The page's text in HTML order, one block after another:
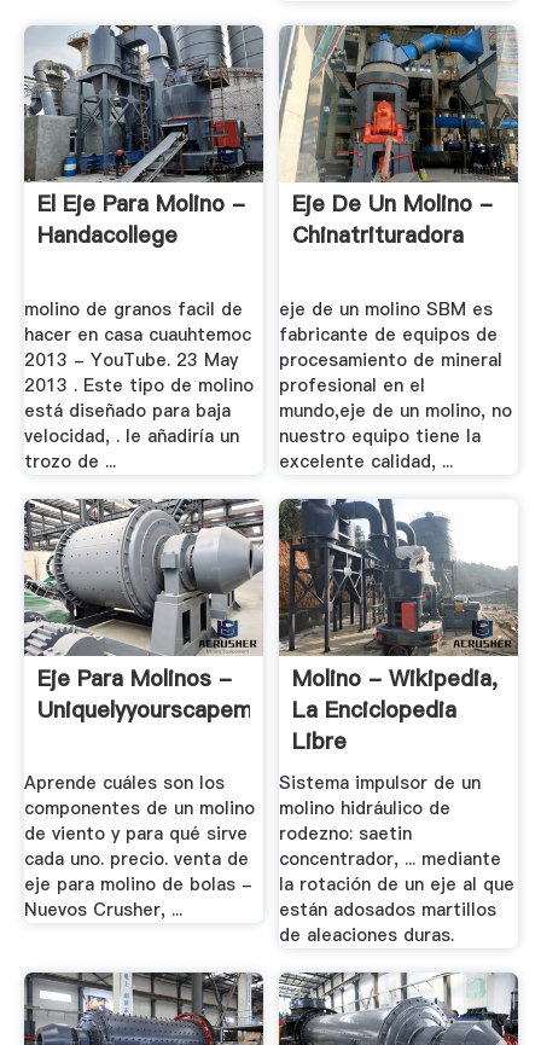
El Eje Para Molino -
Handacollege
molino de granos facil de
hacer en casa cuauhtemoc
2013 - YouTube. 23 May
2013 . Este tipo de molino
está diseñado para baja
velocidad, . le añadiría un
trozo de ...
Eje De Un Molino -
Chinatrituradora
eje de un molino SBM es
fabricante de equipos de
procesamiento de mineral
profesional en el
mundo,eje de un molino, no
nuestro equipo tiene la
excelente calidad, ...
Eje Para Molinos -
Uniquelyyourscapemay.xyz
Aprende cuáles son los
componentes de un molino
de viento y para qué sirve
cada uno. precio. venta de
eje para molino de bolas -
Nuevos Crusher, ...
Molino - Wikipedia,
La Enciclopedia
Libre
Sistema impulsor de un
molino hidráulico de
rodezno: saetin
concentrador, ... mediante
la rotación de un eje al que
están adosados martillos
de aleaciones duras.